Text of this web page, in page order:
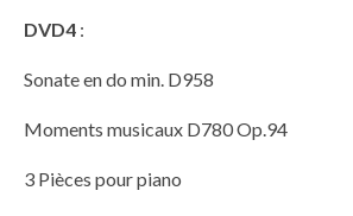
DVD4 :
Sonate en do min. D958
Moments musicaux D780 Op.94
3 Pièces pour piano